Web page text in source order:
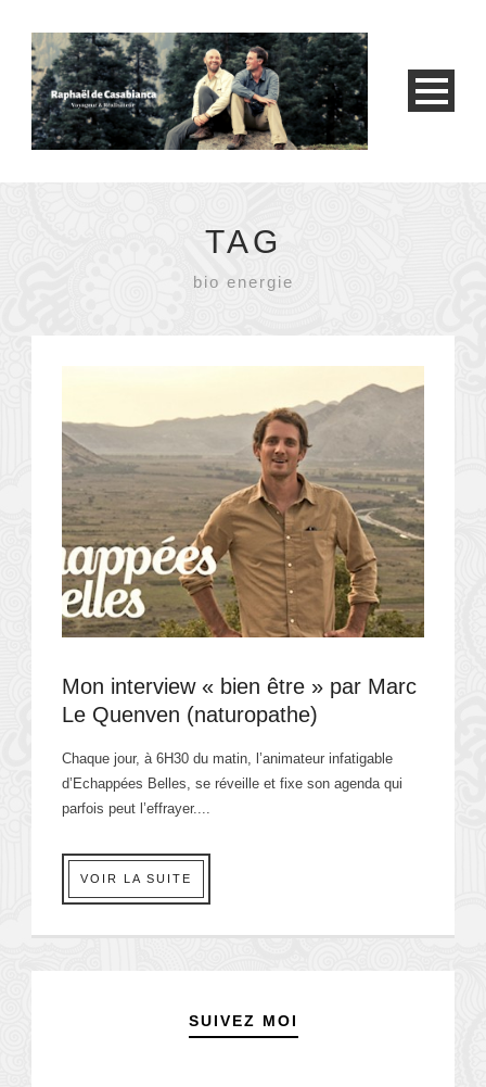
TAG
bio energie
Mon interview « bien être » par Marc
Le Quenven (naturopathe)
Chaque jour, à 6H30 du matin, l’animateur infatigable
d’Echappées Belles, se réveille et fixe son agenda qui
parfois peut l’effrayer....
VOIR LA SUITE
SUIVEZ MOI